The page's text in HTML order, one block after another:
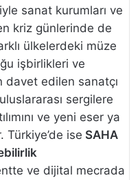
sanat kurumları ve
kriz günlerinde de
ülkelerdeki müze
işbirlikleri ve
davet edilen sanatçı
sergilere
ve yeni eser ya
Türkiye’de ise SAHA
ve dijital mecrada